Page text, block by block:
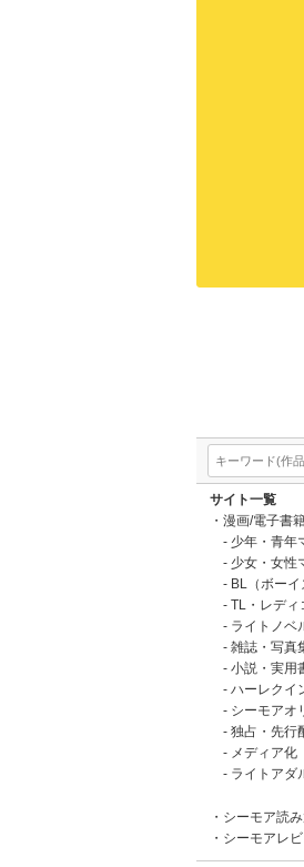
サイト一覧
漫画/電子書
少年・青年
少女・女性
BL（ボーイ
TL・レディ
ライトノベ
雑誌・写真
小説・実用
ハーレクイ
シーモアオ
独占・先行
メディア化
ライトアダ
シーモア読
シーモアレ